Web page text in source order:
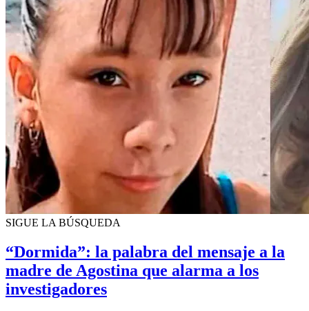
SIGUE LA BÚSQUEDA
“Dormida”: la palabra del mensaje a la
madre de Agostina que alarma a los
investigadores